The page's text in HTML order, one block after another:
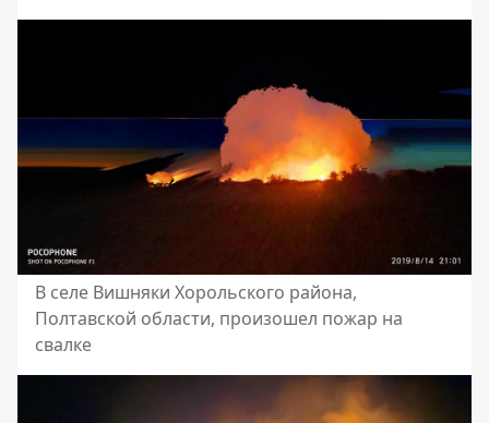
В селе Вишняки Хорольского района,
Полтавской области, произошел пожар на
свалке